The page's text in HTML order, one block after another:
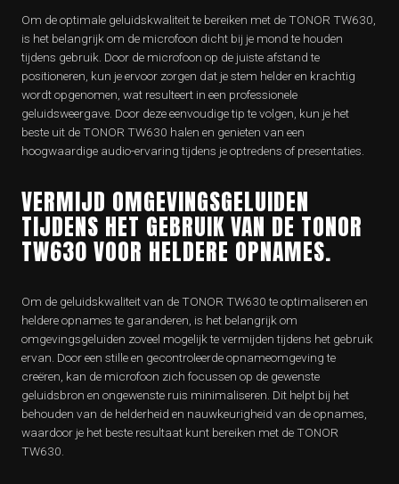
Om de optimale geluidskwaliteit te bereiken met de TONOR TW630,
is het belangrijk om de microfoon dicht bij je mond te houden
tijdens gebruik. Door de microfoon op de juiste afstand te
positioneren, kun je ervoor zorgen dat je stem helder en krachtig
wordt opgenomen, wat resulteert in een professionele
geluidsweergave. Door deze eenvoudige tip te volgen, kun je het
beste uit de TONOR TW630 halen en genieten van een
hoogwaardige audio-ervaring tijdens je optredens of presentaties.
VERMIJD OMGEVINGSGELUIDEN
TIJDENS HET GEBRUIK VAN DE TONOR
TW630 VOOR HELDERE OPNAMES.
Om de geluidskwaliteit van de TONOR TW630 te optimaliseren en
heldere opnames te garanderen, is het belangrijk om
omgevingsgeluiden zoveel mogelijk te vermijden tijdens het gebruik
ervan. Door een stille en gecontroleerde opnameomgeving te
creëren, kan de microfoon zich focussen op de gewenste
geluidsbron en ongewenste ruis minimaliseren. Dit helpt bij het
behouden van de helderheid en nauwkeurigheid van de opnames,
waardoor je het beste resultaat kunt bereiken met de TONOR
TW630.